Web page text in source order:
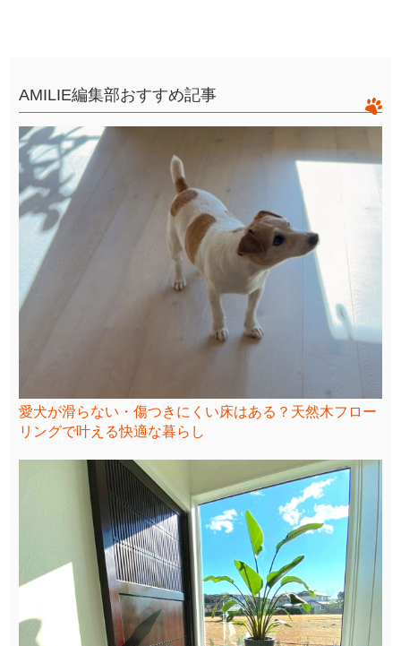
AMILIE編集部おすすめ記事
愛犬が滑らない・傷つきにくい床はある？天然木フロー
リングで叶える快適な暮らし